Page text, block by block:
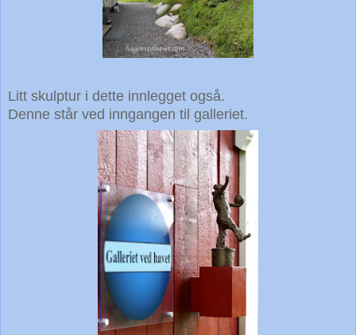
Litt skulptur i dette innlegget også.
Denne står ved inngangen til galleriet.